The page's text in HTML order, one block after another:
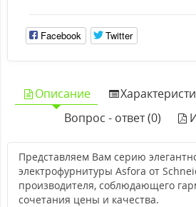
Facebook Twitter
Описание
Вопрос - ответ (0)
Представляем Вам серию
электрофурнитуры Asfora от
производителя, соблюдающего
сочетания цены и качества.